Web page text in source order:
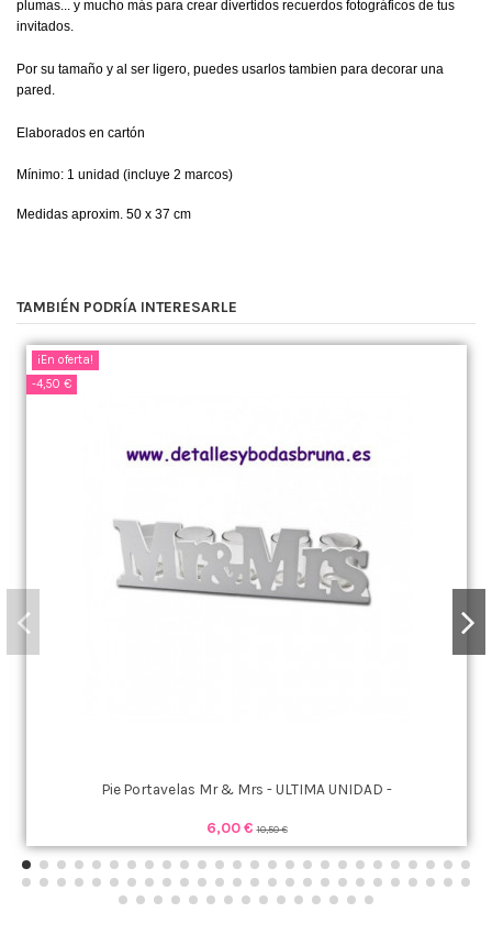
plumas... y mucho más para crear divertidos recuerdos fotográficos de tus
invitados.
Por su tamaño y al ser ligero, puedes usarlos tambien para decorar una
pared.
Elaborados en cartón
Mínimo: 1 unidad (incluye 2 marcos)
Medidas aproxim. 50 x 37 cm
TAMBIÉN PODRÍA INTERESARLE
¡En oferta!
-4,50 €
Pie Portavelas Mr & Mrs - ULTIMA UNIDAD -
6,00 €10,50 €